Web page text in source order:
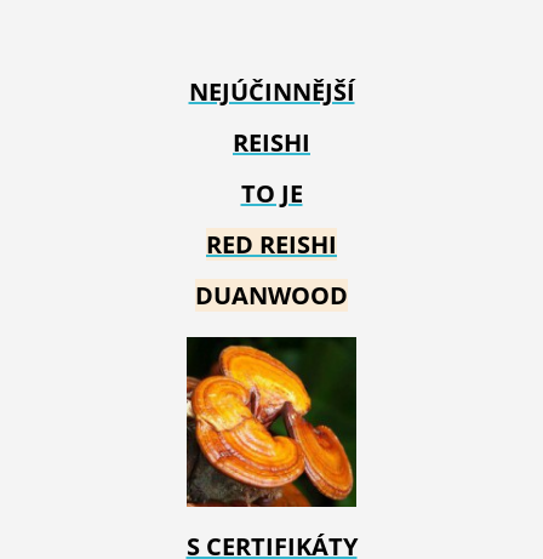
NEJÚČINNĚJŠÍ
REISHI
TO JE
RED REISHI
DUANWOOD
S CERTIFIKÁTY